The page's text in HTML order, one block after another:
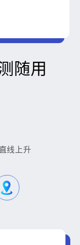
随用
线上升